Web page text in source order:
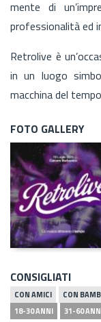
mente di
professionalità ed
Retrolive è
in un luogo
macchina del
FOTO GALLERY
CONSIGLIATI
CON AMICI CON
18-30 ANNI
31-60